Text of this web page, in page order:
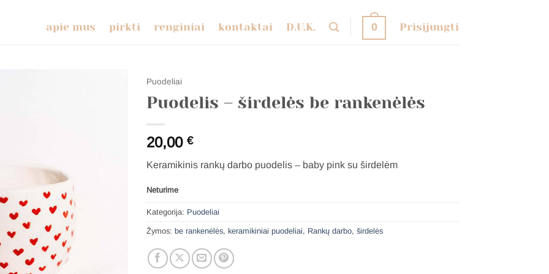
apie mus pirkti renginiai kontaktai D.U.K. 0 Prisijungti
Puodeliai
Puodelis – širdelės be rankenėlės
20,00 €
Keramikinis rankų darbo puodelis – baby pink su širdelėm
Neturime
Kategorija: Puodeliai
Žymos: be rankenėlės, keramikiniai puodeliai, Rankų darbo, širdelės